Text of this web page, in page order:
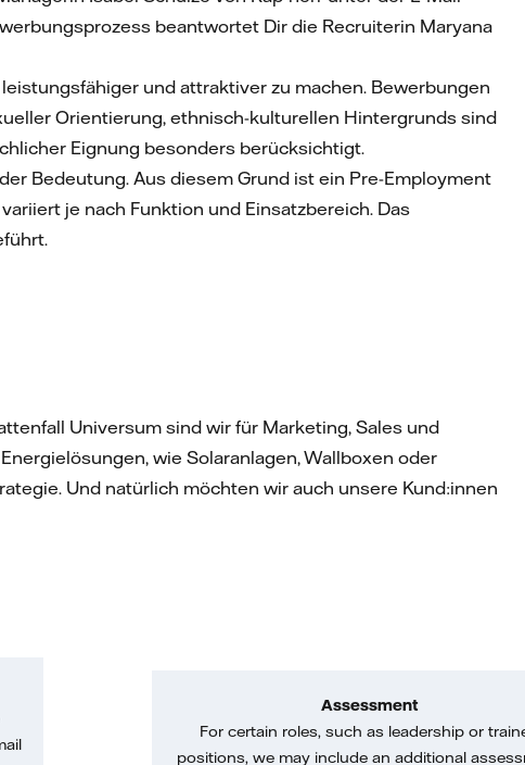
beantwortet Dir die Recruiterin Maryana
und attraktiver zu machen. Bewerbungen
Orientierung, ethnisch-kulturellen Hintergrunds sind
Eignung besonders berücksichtigt.
Bedeutung. Aus diesem Grund ist ein Pre-Employment
je nach Funktion und Einsatzbereich. Das
Universum sind wir für Marketing, Sales und
wie Solaranlagen, Wallboxen oder
Und natürlich möchten wir auch unsere Kund:innen
Assessment
For certain roles, such as leadership or
positions, we may include an additional